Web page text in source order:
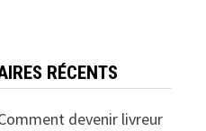
RÉCENTS
devenir livreur